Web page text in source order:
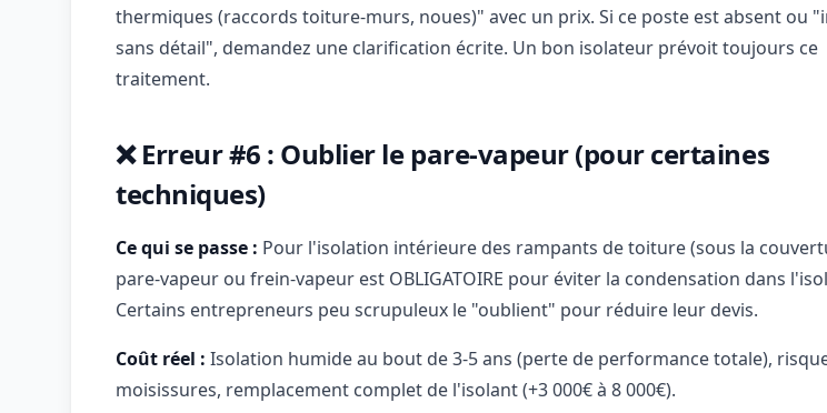
thermiques (raccords toiture-murs, noues)" avec un prix. Si ce poste est absent ou
sans détail", demandez une clarification écrite. Un bon isolateur prévoit toujours ce
traitement.
❌ Erreur #6 : Oublier le pare-vapeur (pour certaines
techniques)
Ce qui se passe : Pour l'isolation intérieure des rampants de toiture (sous la
pare-vapeur ou frein-vapeur est OBLIGATOIRE pour éviter la condensation dans
Certains entrepreneurs peu scrupuleux le "oublient" pour réduire leur devis.
Coût réel : Isolation humide au bout de 3-5 ans (perte de performance totale),
moisissures, remplacement complet de l'isolant (+3 000€ à 8 000€).